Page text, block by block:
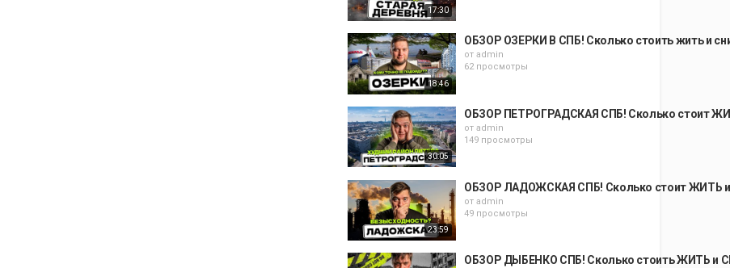
17:30
18:46
ОБЗОР ОЗЕРКИ В СПБ! Сколько стоить жить и
от admin
62 просмотры
30:05
ОБЗОР ПЕТРОГРАДСКАЯ СПБ! Сколько стоит
от admin
149 просмотры
23:59
ОБЗОР ЛАДОЖСКАЯ СПБ! Сколько стоит ЖИТЬ и
от admin
49 просмотры
ОБЗОР ДЫБЕНКО СПБ! Сколько стоить ЖИТЬ и